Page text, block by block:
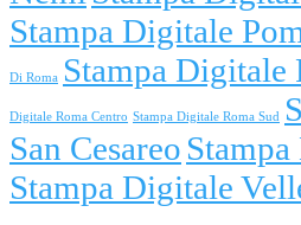
Stampa Digitale
Di Roma Stampa Digitale
Digitale Roma Centro Stampa Digitale Roma Sud
San Cesareo
Stampa Digitale